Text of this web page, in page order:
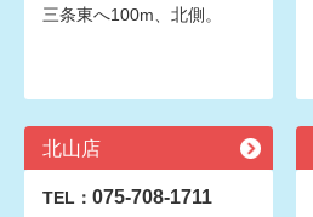
三条東へ100m、北側。
北山店
TEL： 075-708-1711